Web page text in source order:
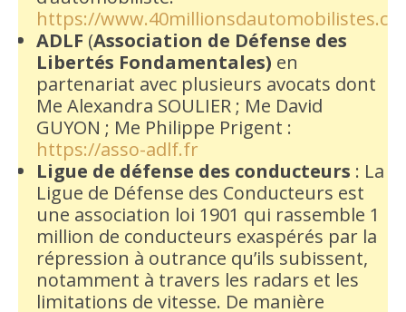
https://
ADLF (Association de Défense des
Libertés Fondamentales) en
partenariat avec plusieurs avocats dont
Me Alexandra SOULIER ; Me David
GUYON ; Me Philippe Prigent :
https://asso-adlf.fr
Ligue de défense des conducteurs : La
Ligue de Défense des Conducteurs est
une association loi 1901 qui rassemble 1
million de conducteurs exaspérés par la
répression à outrance qu’ils subissent,
notamment à travers les radars et les
limitations de vitesse. De manière